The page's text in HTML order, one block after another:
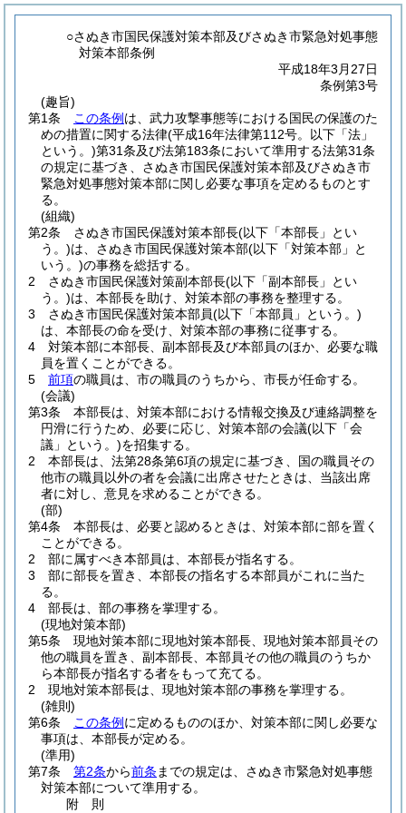
○さぬき市国民保護対策本部及びさぬき市緊急対処事態
対策本部条例
平成18年3月27日
条例第3号
(趣旨)
第1条
この条例 は、武力攻撃事態等における国民の保護のた
めの措置に関する法律(平成16年法律第112号。以下「法」
という。)第31条及び法第183条において準用する法第31条
の規定に基づき、さぬき市国民保護対策本部及びさぬき市
緊急対処事態対策本部に関し必要な事項を定めるものとす
る。
(組織)
第2条
さぬき市国民保護対策本部長(以下「本部長」とい
う。)は、さぬき市国民保護対策本部(以下「対策本部」と
いう。)の事務を総括する。
2
さぬき市国民保護対策副本部長(以下「副本部長」とい
う。)は、本部長を助け、対策本部の事務を整理する。
3
さぬき市国民保護対策本部員(以下「本部員」という。)
は、本部長の命を受け、対策本部の事務に従事する。
4
対策本部に本部長、副本部長及び本部員のほか、必要な職
員を置くことができる。
5
前項の職員は、市の職員のうちから、市長が任命する。
(会議)
第3条
本部長は、対策本部における情報交換及び連絡調整を
円滑に行うため、必要に応じ、対策本部の会議(以下「会
議」という。)を招集する。
2
本部長は、法第28条第6項の規定に基づき、国の職員その
他市の職員以外の者を会議に出席させたときは、当該出席
者に対し、意見を求めることができる。
(部)
第4条
本部長は、必要と認めるときは、対策本部に部を置く
ことができる。
2
部に属すべき本部員は、本部長が指名する。
3
部に部長を置き、本部長の指名する本部員がこれに当た
る。
4
部長は、部の事務を掌理する。
(現地対策本部)
第5条
現地対策本部に現地対策本部長、現地対策本部員その
他の職員を置き、副本部長、本部員その他の職員のうちか
ら本部長が指名する者をもって充てる。
2
現地対策本部長は、現地対策本部の事務を掌理する。
(雑則)
第6条
この条例 に定めるもののほか、対策本部に関し必要な
事項は、本部長が定める。
(準用)
第7条
第2条から前条 までの規定は、さぬき市緊急対処事態
対策本部について準用する。
附 則